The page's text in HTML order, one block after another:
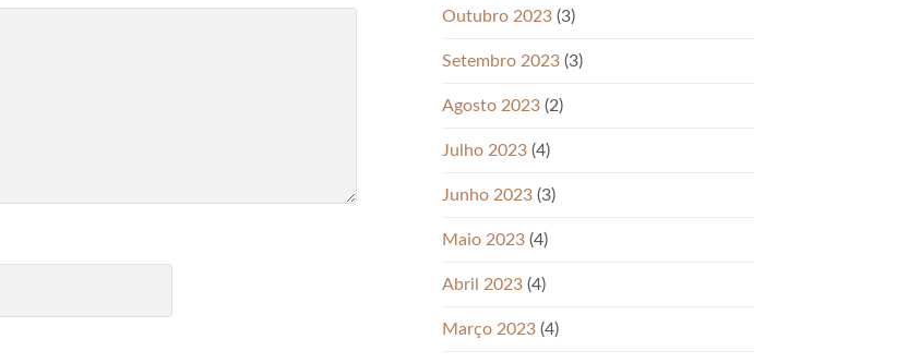
Outubro 2023 (3)
Setembro 2023 (3)
Agosto 2023 (2)
Julho 2023 (4)
Junho 2023 (3)
Maio 2023 (4)
Abril 2023 (4)
Março 2023 (4)